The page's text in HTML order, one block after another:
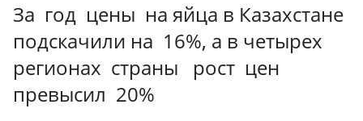
За год цены на яйца в Казахстане
подскачили на 16%, а в четырех
регионах страны рост цен
превысил 20%